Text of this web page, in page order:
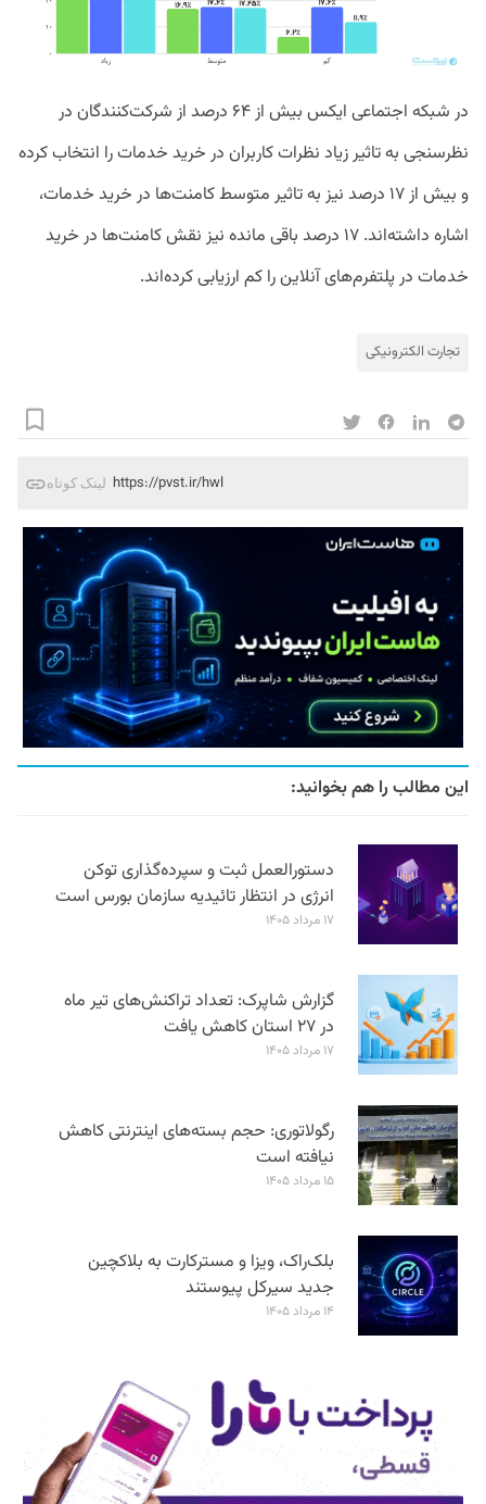
در شبکه اجتماعی ایکس بیش از ۶۴ درصد از شرکت‌کنندگان در
نظرسنجی به تاثیر زیاد نظرات کاربران در خرید خدمات را انتخاب کرده
و بیش از ۱۷ درصد نیز به تاثیر متوسط کامنت‌ها در خرید خدمات،
اشاره داشته‌اند. ۱۷ درصد باقی مانده نیز نقش کامنت‌ها در خرید
خدمات در پلتفرم‌های آنلاین را کم ارزیابی کرده‌اند.
تجارت الکترونیکی
لینک کوتاه https://pvst.ir/hwl
این مطالب را هم بخوانید:
دستورالعمل ثبت و سپرده‌گذاری توکن
انرژی در انتظار تائیدیه سازمان بورس است
۱۷ مرداد ۱۴۰۵
گزارش شاپرک: تعداد تراکنش‌های تیر ماه
در ۲۷ استان‌ کاهش یافت
۱۷ مرداد ۱۴۰۵
رگولاتوری: حجم بسته‌های اینترنتی کاهش
نیافته است
۱۵ مرداد ۱۴۰۵
بلک‌راک، ویزا و مسترکارت به بلاکچین
جدید سیرکل پیوستند
۱۴ مرداد ۱۴۰۵